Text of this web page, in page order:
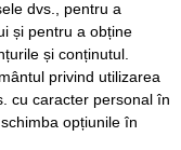
urilor
comentarii
dvs., pentru a
și pentru a obține
și conținutul.
privind utilizarea
cu caracter personal în
opțiunile în